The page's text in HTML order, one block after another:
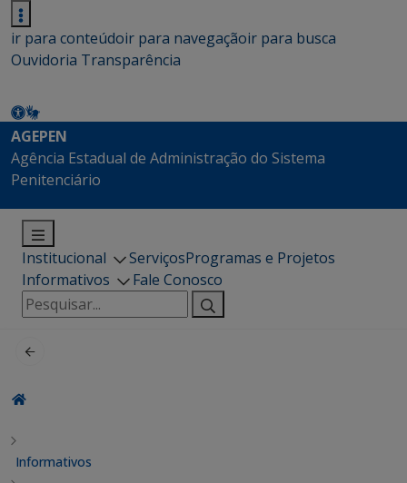
ir para conteúdoir para navegaçãoir para busca
Ouvidoria Transparência
AGEPEN
Agência Estadual de Administração do Sistema
Penitenciário
Institucional ServiçosProgramas e Projetos
Informativos
Fale Conosco
Pesquisar
por:
Informativos